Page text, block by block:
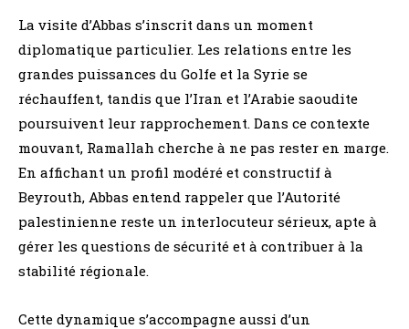
La visite d’Abbas s’inscrit dans un moment
diplomatique particulier. Les relations entre les
grandes puissances du Golfe et la Syrie se
réchauffent, tandis que l’Iran et l’Arabie saoudite
poursuivent leur rapprochement. Dans ce contexte
mouvant, Ramallah cherche à ne pas rester en marge.
En affichant un profil modéré et constructif à
Beyrouth, Abbas entend rappeler que l’Autorité
palestinienne reste un interlocuteur sérieux, apte à
gérer les questions de sécurité et à contribuer à la
stabilité régionale.
Cette dynamique s’accompagne aussi d’un